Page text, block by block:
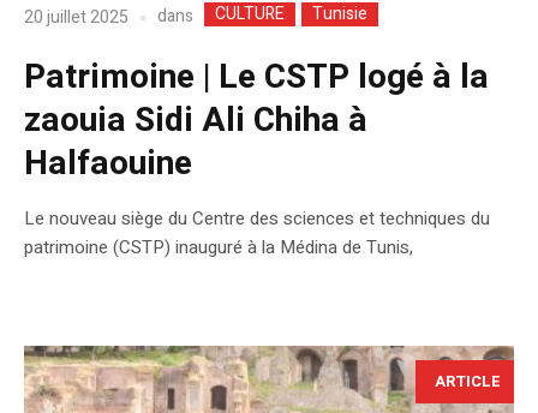
20 juillet 2025 dans CULTURE Tunisie
Patrimoine | Le CSTP logé à la
zaouia Sidi Ali Chiha à
Halfaouine
Le nouveau siège du Centre des sciences et techniques du
patrimoine (CSTP) inauguré à la Médina de Tunis,
ARTICLE